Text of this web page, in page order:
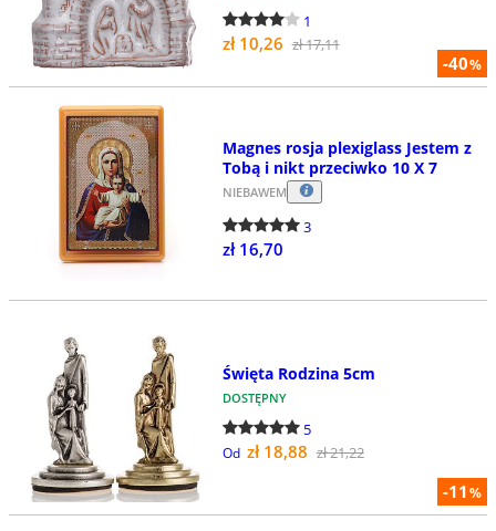
-40%
1
zł 10,26 zł 17,11
Magnes rosja plexiglass Jestem z
Tobą i nikt przeciwko 10 X 7
NIEBAWEM
3
zł 16,70
-11%
Święta Rodzina 5cm
DOSTĘPNY
5
Od zł 18,88 zł 21,22